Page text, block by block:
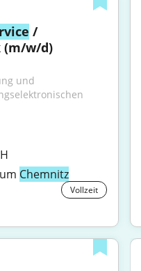
/
(m/w/d)
und
Chemnitz
Vollzeit